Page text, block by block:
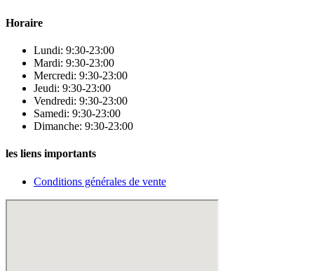
Horaire
Lundi: 9:30-23:00
Mardi: 9:30-23:00
Mercredi: 9:30-23:00
Jeudi: 9:30-23:00
Vendredi: 9:30-23:00
Samedi: 9:30-23:00
Dimanche: 9:30-23:00
les liens importants
Conditions générales de vente